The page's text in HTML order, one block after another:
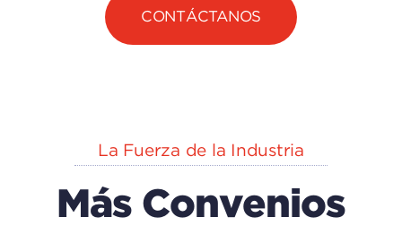
CONTÁCTANOS
La Fuerza de la Industria
Más Convenios